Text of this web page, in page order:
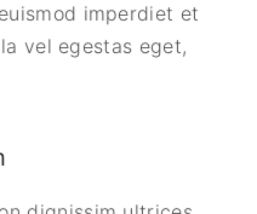
imperdiet et
vel egestas eget,